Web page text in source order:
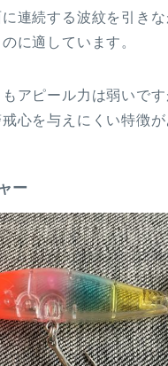
連続する波紋を引きな
に適しています。
アピール力は弱いで
心を与えにくい特徴が
ー